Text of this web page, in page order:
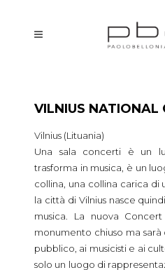
VILNIUS NATIONAL
Vilnius (Lituania)
Una sala concerti è un
trasforma in musica, è un
collina, una collina carica
la città di Vilnius nasce
musica. La nuova
monumento chiuso ma
pubblico, ai musicisti e ai
solo un luogo di